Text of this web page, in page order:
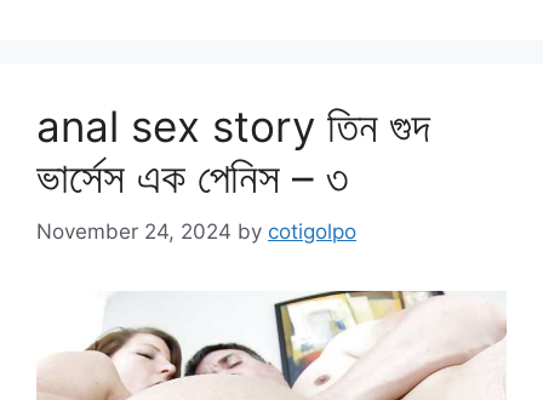
anal sex story তিন গুদ
ভার্সেস এক পেনিস – ৩
November 24, 2024 by cotigolpo